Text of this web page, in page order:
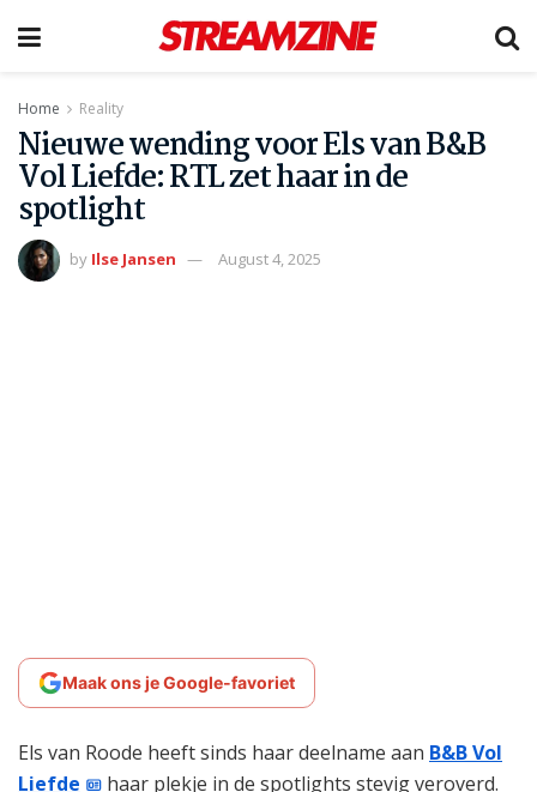
Home Reality
Nieuwe wending voor Els van B&B
Vol Liefde: RTL zet haar in de
spotlight
by Ilse Jansen August 4, 2025
Maak ons je Google-favoriet
Els van Roode heeft sinds haar deelname aan B&B Vol
Liefde
haar plekje in de spotlights stevig veroverd.